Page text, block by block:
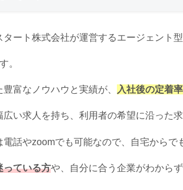
タート株式会社が運営するエージェント
。
富なノウハウと実績が、 入社後の定着
い求人を持ち、利用者の希望に沿った
話やzoomでも可能なので、自宅からで
っている方や、自分に合う企業がわから